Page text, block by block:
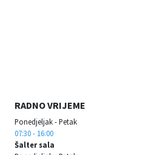
RADNO VRIJEME
Ponedjeljak - Petak
07:30 - 16:00
Šalter sala